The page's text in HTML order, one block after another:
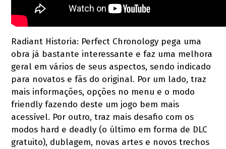
Radiant Historia: Perfect Chronology pega uma
obra já bastante interessante e faz uma melhora
geral em vários de seus aspectos, sendo indicado
para novatos e fãs do original. Por um lado, traz
mais informações, opções no menu e o modo
friendly fazendo deste um jogo bem mais
acessível. Por outro, traz mais desafio com os
modos hard e deadly (o último em forma de DLC
gratuito), dublagem, novas artes e novos trechos